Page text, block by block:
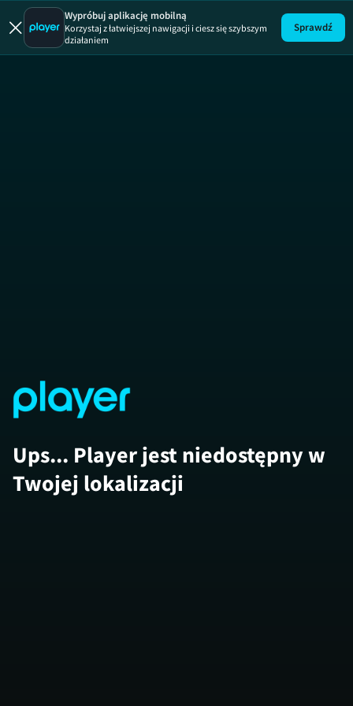
Nie
Wypróbuj aplikację mobilną
Korzystaj z łatwiejszej nawigacji i ciesz się szybszym
działaniem
Sprawdź
Ups... Player jest niedostępny w
Twojej lokalizacji